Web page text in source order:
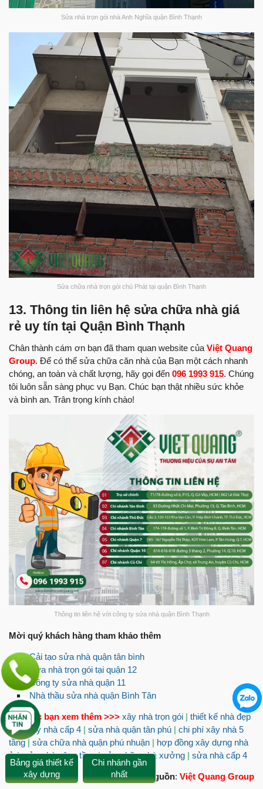
Sửa nhà trọn gói nhà Anh Nghĩa quận Bình Thạnh
Sửa chữa nhà trọn gói chú Phát tại quận Bình Thạnh
13. Thông tin liên hệ sửa chữa nhà giá
rẻ uy tín tại Quận Bình Thạnh
Chân thành cám ơn bạn đã tham quan website của Việt Quang
Group. Để có thể sửa chữa căn nhà của Bạn một cách nhanh
chóng, an toàn và chất lượng, hãy gọi đến 096 1993 915. Chúng
tôi luôn sẵn sàng phục vụ Bạn. Chúc bạn thật nhiều sức khỏe
và bình an. Trân trọng kính chào!
Thông tin liên hệ với công ty sửa nhà quận Bình Thạnh
Mời quý khách hàng tham khảo thêm
Cải tạo sửa nhà quận tân bình
Sửa nhà trọn gói tại quận 12
Công ty sửa nhà quận 11
Nhà thầu sửa nhà quận Bình Tân
Mời các bạn xem thêm >>> xây nhà trọn gói | thiết kế nhà đẹp
|giá xây nhà cấp 4 | sửa nhà quận tân phú | chi phí xây nhà 5
tầng| sửa chữa nhà quận phú nhuận | hợp đồng xây dựng nhà
ở|sửa nhà nâng tầng|sửa chữa nhà xưởng | sửa nhà cấp 4
Nguồn: Việt Quang Group
Bảng giá thiết kế
xây dựng
Chi nhánh gần
nhất